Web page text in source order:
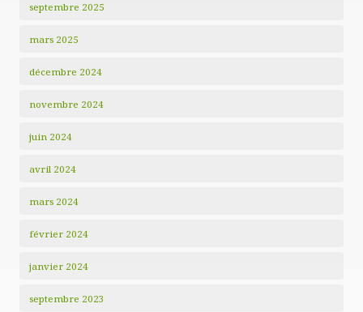
septembre 2025
mars 2025
décembre 2024
novembre 2024
juin 2024
avril 2024
mars 2024
février 2024
janvier 2024
septembre 2023